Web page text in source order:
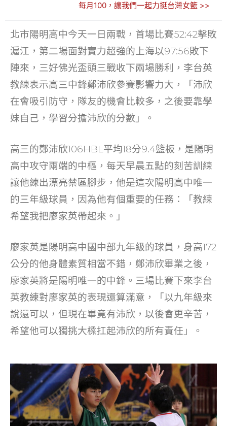
e
b
o
o
k
itt
er
ai
l
C
h
at
k
e
dI
n
每月100，讓我們一起力挺台灣女籃 >>
北市陽明高中今天一日兩戰，首場比賽52:42擊敗
滬江，第二場面對實力超強的上海以97:56敗下
陣來，三好佛光盃頭三戰收下兩場勝利，李台英
教練表示高三中鋒鄭沛欣參賽影響力大，「沛欣
在會吸引防守，隊友的機會比較多，之後要靠學
妹自己，學習分擔沛欣的分數」。
高三的鄭沛欣106HBL平均18分9.4籃板，是陽明
高中攻守兩端的中樞，每天早晨五點的刻苦訓練
讓他練出漂亮禁區腳步，他是這次陽明高中唯一
的三年級球員，因為他有個重要的任務：「教練
希望我把廖家英帶起來。」
廖家英是陽明高中國中部九年級的球員，身高172
公分的他身體素質相當不錯，鄭沛欣畢業之後，
廖家英將是陽明唯一的中鋒。三場比賽下來李台
英教練對廖家英的表現還算滿意，「以九年級來
說還可以，但現在畢竟有沛欣，以後會更辛苦，
希望他可以獨挑大樑扛起沛欣的所有責任」。